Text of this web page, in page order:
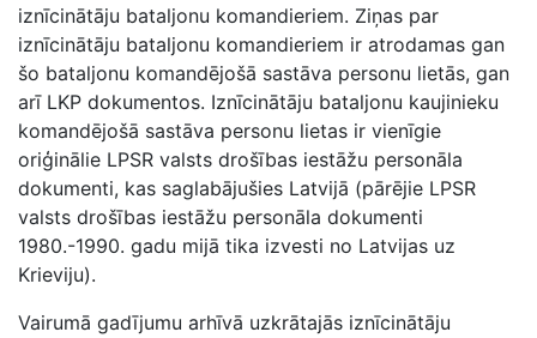
iznīcinātāju bataljonu komandieriem. Ziņas par
iznīcinātāju bataljonu komandieriem ir atrodamas gan
šo bataljonu komandējošā sastāva personu lietās, gan
arī LKP dokumentos. Iznīcinātāju bataljonu kaujinieku
komandējošā sastāva personu lietas ir vienīgie
oriģinālie LPSR valsts drošības iestāžu personāla
dokumenti, kas saglabājušies Latvijā (pārējie LPSR
valsts drošības iestāžu personāla dokumenti
1980.-1990. gadu mijā tika izvesti no Latvijas uz
Krieviju).
Vairumā gadījumu arhīvā uzkrātajās iznīcinātāju